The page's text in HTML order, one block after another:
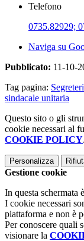
Telefono
0735.82929;
Naviga su
Pubblicato: 11-10-
Tag pagina:
sindacale unitaria
Questo sito o gli
cookie necessari al
COOKIE POLICY.
Personalizza
Gestione cookie
In questa schermata
I cookie necessari
piattaforma e non è
Per conoscere quali
visionare la